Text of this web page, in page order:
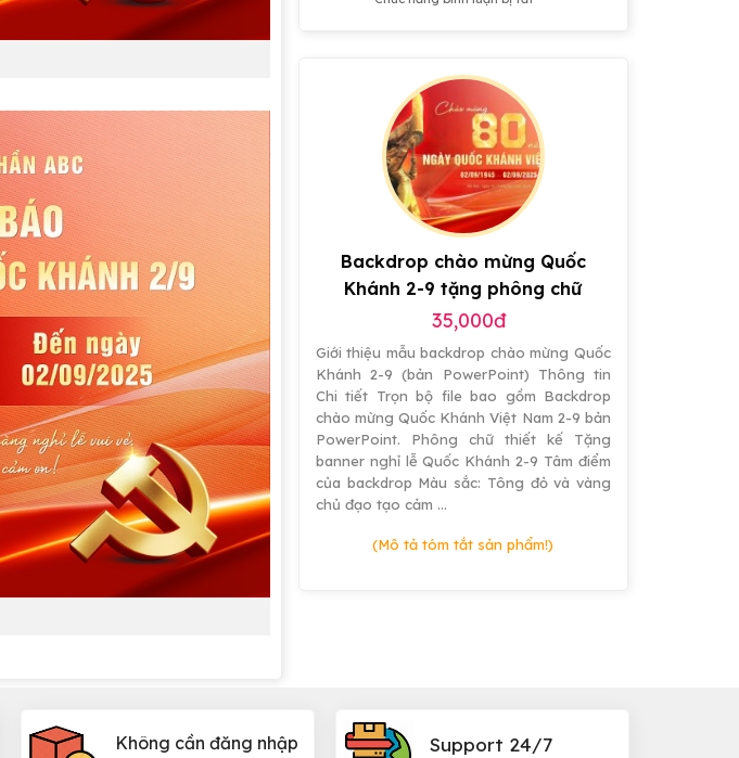
phí
có
hiệu
ứng
đẹp
Backdrop chào mừng Quốc
Khánh 2-9 tặng phông chữ
35,000đ
Giới thiệu mẫu backdrop chào mừng Quốc
Khánh 2-9 (bản PowerPoint) Thông tin
Chi tiết Trọn bộ file bao gồm Backdrop
chào mừng Quốc Khánh Việt Nam 2-9 bản
PowerPoint. Phông chữ thiết kế Tặng
banner nghỉ lễ Quốc Khánh 2-9 Tâm điểm
của backdrop Màu sắc: Tông đỏ và vàng
chủ đạo tạo cảm …
(Mô tả tóm tắt sản phẩm!)
Không cần đăng nhập Support 24/7